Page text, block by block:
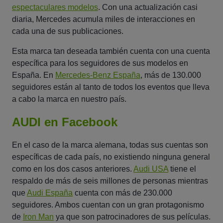
espectaculares modelos. Con una actualización casi
diaria, Mercedes acumula miles de interacciones en
cada una de sus publicaciones.
Esta marca tan deseada también cuenta con una cuenta
específica para los seguidores de sus modelos en
España. En Mercedes-Benz España, más de 130.000
seguidores están al tanto de todos los eventos que lleva
a cabo la marca en nuestro país.
AUDI en Facebook
En el caso de la marca alemana, todas sus cuentas son
específicas de cada país, no existiendo ninguna general
como en los dos casos anteriores. Audi USA tiene el
respaldo de más de seis millones de personas mientras
que Audi España cuenta con más de 230.000
seguidores. Ambos cuentan con un gran protagonismo
de Iron Man ya que son patrocinadores de sus películas.